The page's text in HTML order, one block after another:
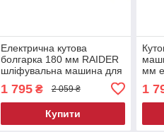
Електрична кутова
болгарка 180 мм RAIDER
шліфувальна машина для
різання металу й бетону
1 795₴ 2 059 ₴
Купити
мм
1